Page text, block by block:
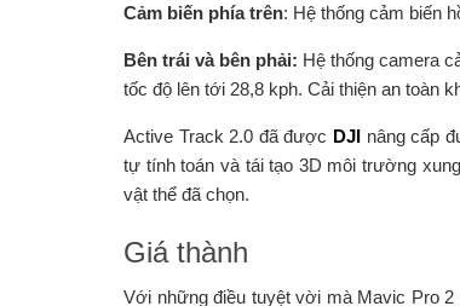
Cảm biến phía trên: Hệ thống cảm biến
Bên trái và bên phải: Hệ thống camera
tốc độ lên tới 28,8 kph. Cải thiện an toàn
Active Track 2.0 đã được DJI nâng cấp
tự tính toán và tái tạo 3D môi trường
vật thể đã chọn.
Giá thành
Với những điều tuyệt vời mà Mavic Pro